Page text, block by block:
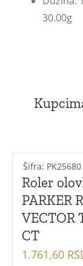
30.00g
Šifra: PK25680
Roler
PARKER
VECTOR
CT
1.761,60